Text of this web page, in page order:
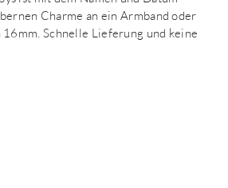
Charme an ein Armband oder
Schnelle Lieferung und keine